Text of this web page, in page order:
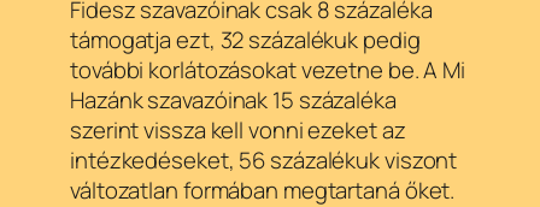
Fidesz szavazóinak csak 8 százaléka
támogatja ezt, 32 százalékuk pedig
további korlátozásokat vezetne be. A Mi
Hazánk szavazóinak 15 százaléka
szerint vissza kell vonni ezeket az
intézkedéseket, 56 százalékuk viszont
változatlan formában megtartaná őket.